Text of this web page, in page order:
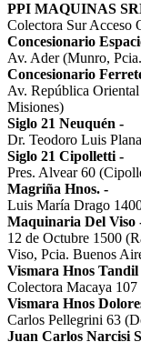
PPI MAQUINAS
Colectora Sur Acceso
Concesionario
Av. Ader (Munro,
Concesionario
Av. República
Misiones)
Siglo 21 Neuquén -
Dr. Teodoro Luis
Siglo 21 Cipolletti -
Pres. Alvear 60
Magriña Hnos. -
Luis María Drago
Maquinaria Del Viso
12 de Octubre 1500
Viso, Pcia. Buenos
Vismara Hnos Tandil
Colectora Macaya
Vismara Hnos
Carlos Pellegrini 63
Juan Carlos Narcisi